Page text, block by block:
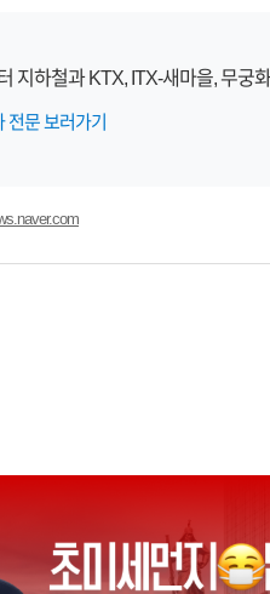
지하철과 KTX, ITX-새마을, 무궁
전문 보러가기